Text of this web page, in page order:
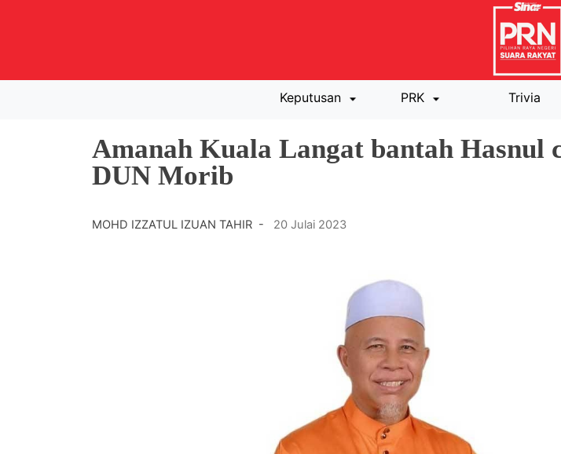
Keputusan PRK Trivia
Amanah Kuala Langat bantah Hasnul
DUN Morib
MOHD IZZATUL IZUAN TAHIR - 20 Julai 2023